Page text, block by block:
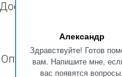
Александр
Здравствуйте! Готов
вам. Напишите мне,
вас появятся вопросы.
Доставка и оплата
Компания
Оптовые продажи